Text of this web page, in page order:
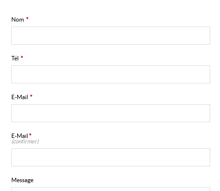
Nom *
Tél *
E-Mail *
E-Mail *
(confirmer)
Message